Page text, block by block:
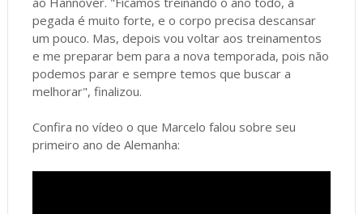
pegada é muito forte, e o corpo precisa descansar
um pouco. Mas, depois vou voltar aos treinamentos
e me preparar bem para a nova temporada, pois não
podemos parar e sempre temos que buscar a
melhorar", finalizou.
Confira no vídeo o que Marcelo falou sobre seu
primeiro ano de Alemanha: